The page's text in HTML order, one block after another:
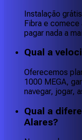
Instalação
Fibra e comece
pagar nada a
Qual a
Oferecemos
1000 MEGA,
navegar, jogar,
Qual a
Alares?